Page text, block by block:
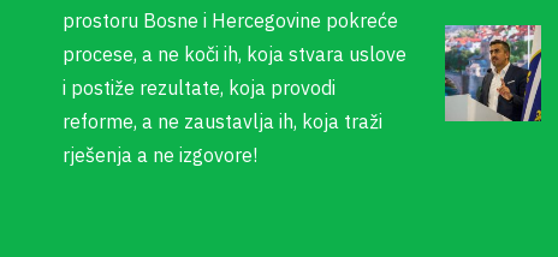
prostoru Bosne i Hercegovine pokreće
procese, a ne koči ih, koja stvara uslove
i postiže rezultate, koja provodi
reforme, a ne zaustavlja ih, koja traži
rješenja a ne izgovore!